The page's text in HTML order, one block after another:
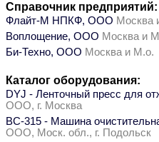
Справочник предприятий:
Флайт-М НПКФ, ООО Москва
Воплощение, ООО Москва и
Би-Техно, ООО Москва и М.о.
Каталог оборудования:
DYJ - Ленточный пресс для
ООО, г. Москва
ВС-315 - Машина
ООО, Моск. обл., г. Подольск